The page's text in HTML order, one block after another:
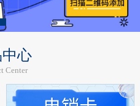
心
Center